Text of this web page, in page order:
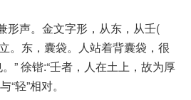
形声。金文字形，从东，从壬(
。东，囊袋。人站着背囊袋，很
” 徐锴:“壬者，人在土上，故为厚
轻”相对。